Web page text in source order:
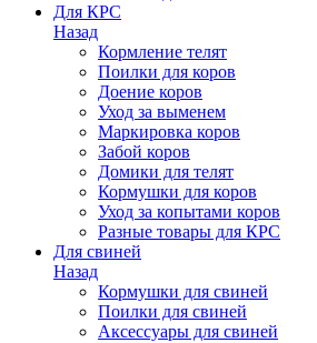
Для КРС
Назад
Кормление телят
Поилки для коров
Доение коров
Уход за выменем
Маркировка коров
Забой коров
Домики для телят
Кормушки для коров
Уход за копытами коров
Разные товары для КРС
Для свиней
Назад
Кормушки для свиней
Поилки для свиней
Аксессуары для свиней